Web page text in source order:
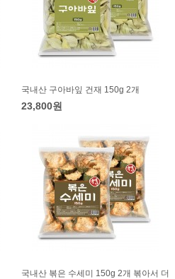
국내산 구아바잎 건재 150g 2개
23,800원
국내산 볶은 수세미 150g 2개 볶아서 더